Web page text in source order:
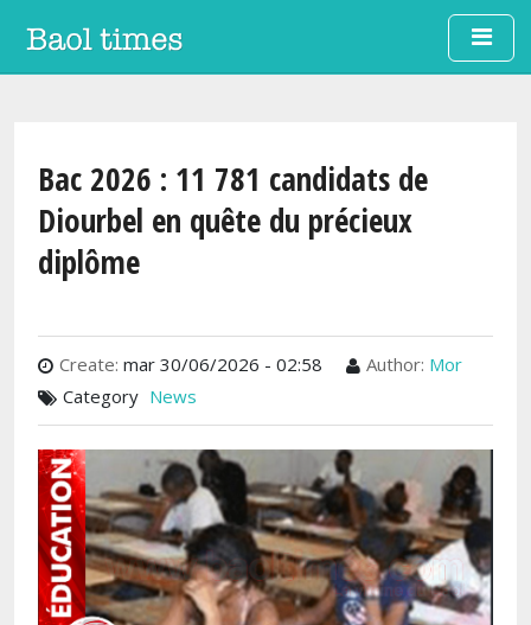
Aller au contenu principal
Bac 2026 : 11 781 candidats de
Diourbel en quête du précieux
diplôme
Create: mar 30/06/2026 - 02:58 Author: Mor
Category News